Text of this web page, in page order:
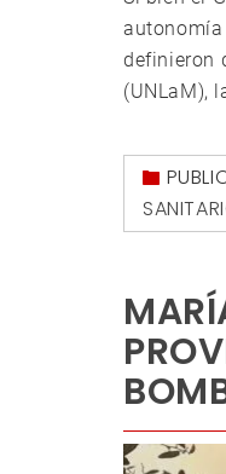
definieron
(UNLaM),